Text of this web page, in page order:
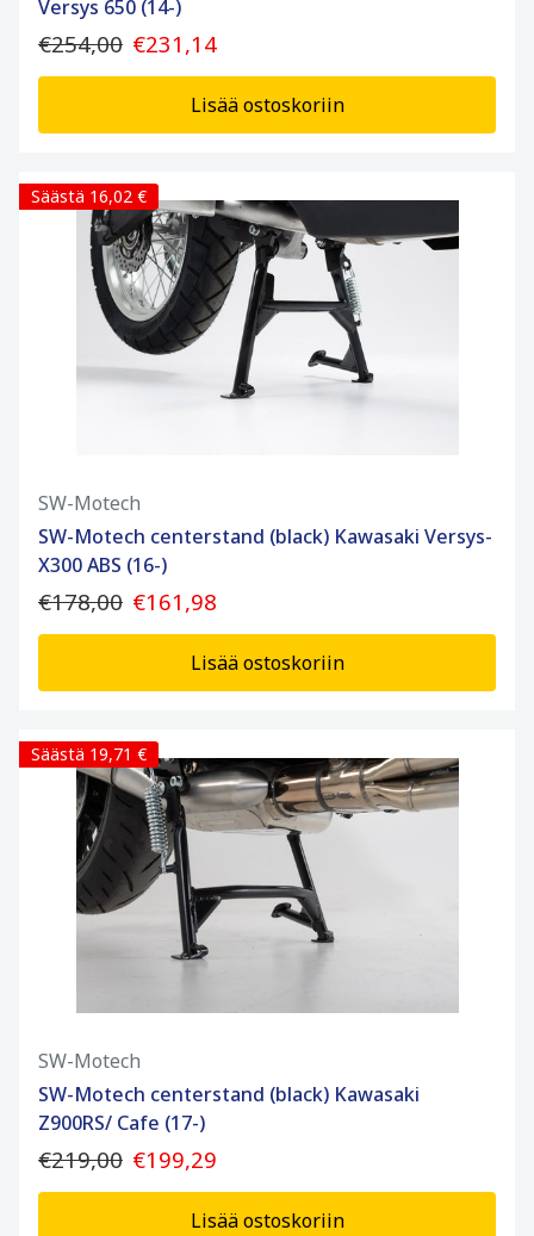
Versys 650 (14-)
€254,00 €231,14
Lisää ostoskoriin
Säästä 16,02 €
SW-Motech
SW-Motech centerstand (black) Kawasaki Versys-
X300 ABS (16-)
€178,00 €161,98
Lisää ostoskoriin
Säästä 19,71 €
SW-Motech
SW-Motech centerstand (black) Kawasaki
Z900RS/ Cafe (17-)
€219,00 €199,29
Lisää ostoskoriin